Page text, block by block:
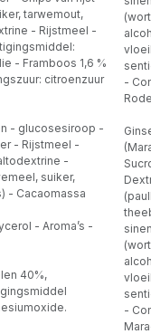
tarwemout,
- Rijstmeel -
- Framboos 1,6 %
citroenzuur
- glucosesiroop -
- Rijstmeel -
-
suiker,
- Cacaomassa
- Aroma’s -
40%,
-
-